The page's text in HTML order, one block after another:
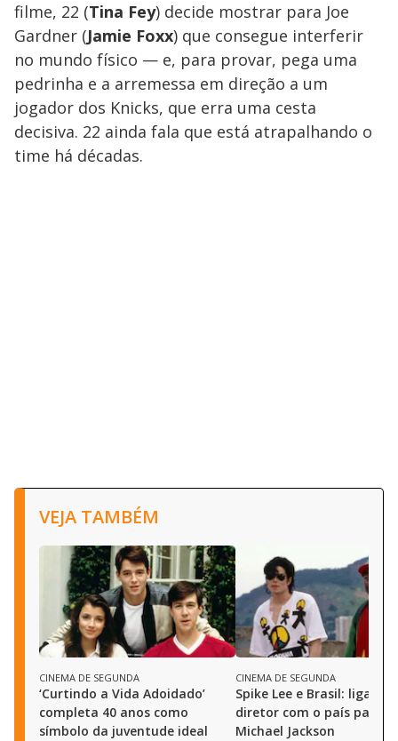
filme, 22 (Tina Fey) decide mostrar para Joe
Gardner (Jamie Foxx) que consegue interferir
no mundo físico — e, para provar, pega uma
pedrinha e a arremessa em direção a um
jogador dos Knicks, que erra uma cesta
decisiva. 22 ainda fala que está atrapalhando o
time há décadas.
VEJA TAMBÉM
CINEMA DE SEGUNDA
‘Curtindo a Vida Adoidado’
completa 40 anos como
símbolo da juventude ideal
CINEMA DE SEGUNDA
Spike Lee e Brasil: ligação
diretor com o país passa
Michael Jackson